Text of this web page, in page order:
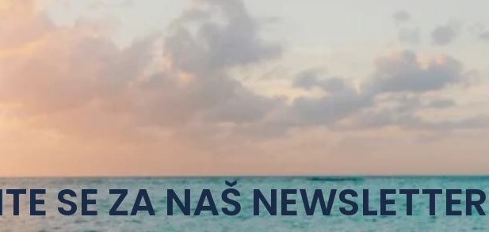
SE ZA NAŠ NEWSLETTER